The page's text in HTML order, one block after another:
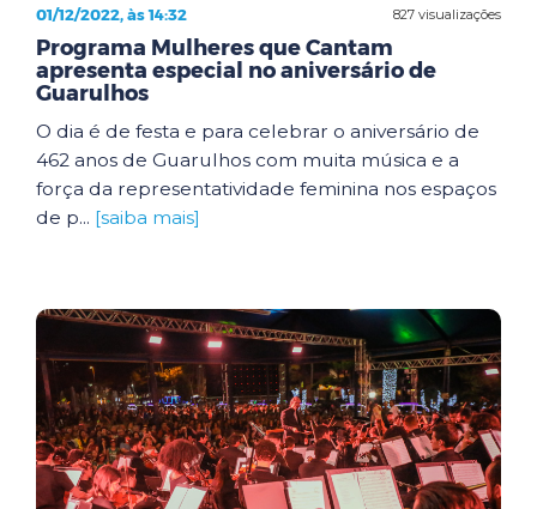
827 visualizações
01/12/2022, às 14:32
Programa Mulheres que Cantam
apresenta especial no aniversário de
Guarulhos
O dia é de festa e para celebrar o aniversário de
462 anos de Guarulhos com muita música e a
força da representatividade feminina nos espaços
de p... [saiba mais]